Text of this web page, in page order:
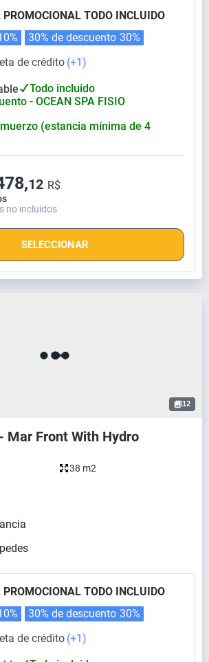
TODO INCLUIDO
de crédito (+1)
30% de descuento 30%
Todo incluido
- OCEAN SPA FISIO
(estancia mínima de 4
12 R$
no incluidos
SELECCIONAR
12
Mar Front With Hydro
38 m2
TODO INCLUIDO
de crédito (+1)
30% de descuento 30%